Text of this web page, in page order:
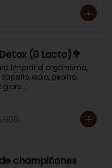
(0 Lacto)🥦
limpiar el organismo,
apio, pepino,
champiñones